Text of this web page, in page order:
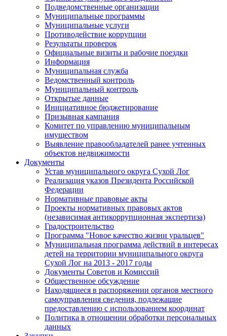
Подведомственные организации
Муниципальные программы
Муниципальные услуги
Противодействие коррупции
Результаты проверок
Официальные визиты и рабочие поездки
Информация
Муниципальная служба
Ведомственный контроль
Муниципальный контроль
Открытые данные
Инициативное бюджетирование
Призывная кампания
Комитет по управлению муниципальным
имуществом
Выявление правообладателей ранее учтенных
объектов недвижимости
Документы
Устав муниципального округа Сухой Лог
Реализация указов Президента Российской
Федерации
Нормативные правовые акты
Проекты нормативных правовых актов
(независимая антикоррупционная экспертиза)
Градостроительство
Программа "Новое качество жизни уральцев"
Муниципальная программа действий в интересах
детей на территории муниципального округа
Сухой Лог на 2013 - 2017 годы
Документы Советов и Комиссий
Общественное обсуждение
Находящиеся в распоряжении органов местного
самоуправления сведения, подлежащие
предоставлению с использованием координат
Политика в отношении обработки персональных
данных